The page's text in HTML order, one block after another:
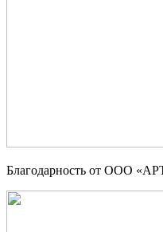
Благодарность от ООО